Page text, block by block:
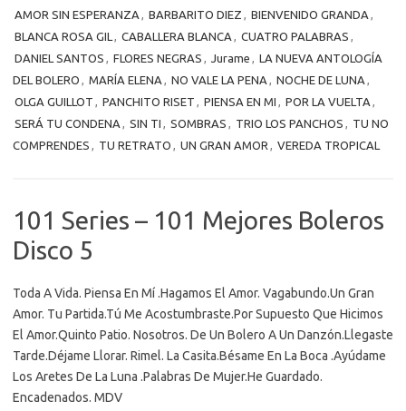
AMOR SIN ESPERANZA , BARBARITO DIEZ , BIENVENIDO GRANDA ,
BLANCA ROSA GIL , CABALLERA BLANCA , CUATRO PALABRAS ,
DANIEL SANTOS , FLORES NEGRAS , Jurame , LA NUEVA ANTOLOGÍA
DEL BOLERO , MARÍA ELENA , NO VALE LA PENA , NOCHE DE LUNA ,
OLGA GUILLOT , PANCHITO RISET , PIENSA EN MI , POR LA VUELTA ,
SERÁ TU CONDENA , SIN TI , SOMBRAS , TRIO LOS PANCHOS , TU NO
COMPRENDES , TU RETRATO , UN GRAN AMOR , VEREDA TROPICAL
101 Series – 101 Mejores Boleros
Disco 5
Toda A Vida. Piensa En Mí .Hagamos El Amor. Vagabundo.Un Gran
Amor. Tu Partida.Tú Me Acostumbraste.Por Supuesto Que Hicimos
El Amor.Quinto Patio. Nosotros. De Un Bolero A Un Danzón.Llegaste
Tarde.Déjame Llorar. Rimel. La Casita.Bésame En La Boca .Ayúdame
Los Aretes De La Luna .Palabras De Mujer.He Guardado.
Encadenados. MDV